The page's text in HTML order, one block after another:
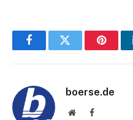
FacebookTwitter
boerse.de
WebsiteFacebook